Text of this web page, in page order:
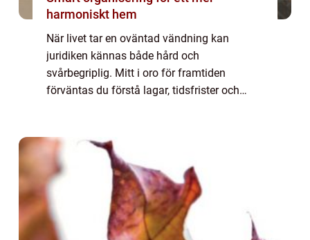
harmoniskt hem
När livet tar en oväntad vändning kan
juridiken kännas både hård och
svårbegriplig. Mitt i oro för framtiden
förväntas du förstå lagar, tidsfrister och
blir en t...